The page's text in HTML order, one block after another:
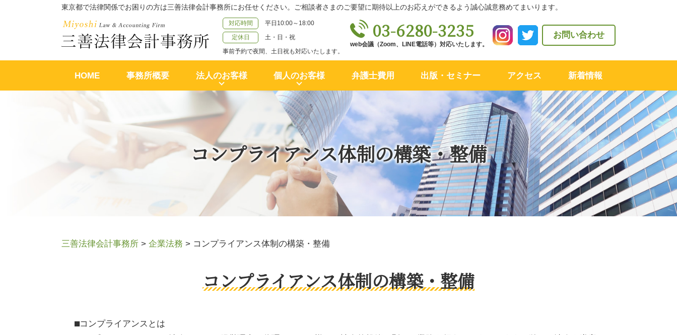
コンプライアンス体制の構築・整備
東京都で法律関係でお困りの方は三善法律会計事務所にお任せください。ご相談者さまのご要望に期待以上のお応えができるよう誠心誠意務めてまいります。
対応時間
平日10:00～18:00
定休日
土・日・祝
事前予約で夜間、土日祝も対応いたします。
03-6280-3235
web会議（Zoom、LINE電話等）対応いたします。
お問い合わせ
HOME 事務所概要 法人のお客様 個人のお客様 弁護士費用 出版・セミナー アクセス 新着情報
三善法律会計事務所 > 企業法務 > コンプライアンス体制の構築・整備
コンプライアンス体制の構築・整備
⬛︎コンプライアンスとは